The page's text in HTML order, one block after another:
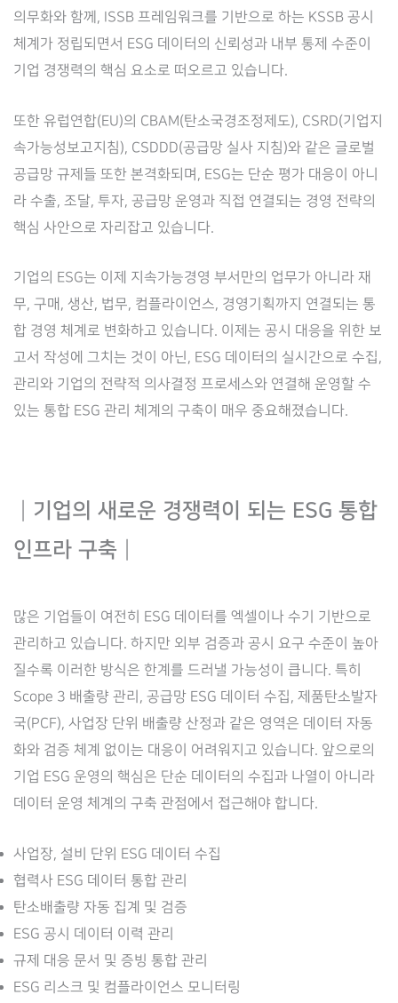
의무화와 함께, ISSB 프레임워크를 기반으로 하는 KSSB 공시
체계가 정립되면서 ESG 데이터의 신뢰성과 내부 통제 수준이
기업 경쟁력의 핵심 요소로 떠오르고 있습니다.
또한 유럽연합(EU)의 CBAM(탄소국경조정제도), CSRD(기업지
속가능성보고지침), CSDDD(공급망 실사 지침)와 같은 글로벌
공급망 규제들 또한 본격화되며, ESG는 단순 평가 대응이 아니
라 수출, 조달, 투자, 공급망 운영과 직접 연결되는 경영 전략의
핵심 사안으로 자리잡고 있습니다.
기업의 ESG는 이제 지속가능경영 부서만의 업무가 아니라 재
무, 구매, 생산, 법무, 컴플라이언스, 경영기획까지 연결되는 통
합 경영 체계로 변화하고 있습니다. 이제는 공시 대응을 위한 보
고서 작성에 그치는 것이 아닌, ESG 데이터의 실시간으로 수집,
관리와 기업의 전략적 의사결정 프로세스와 연결해 운영할 수
있는 통합 ESG 관리 체계의 구축이 매우 중요해졌습니다.
기업의 새로운 경쟁력이 되는 ESG 통합
인프라 구축
많은 기업들이 여전히 ESG 데이터를 엑셀이나 수기 기반으로
관리하고 있습니다. 하지만 외부 검증과 공시 요구 수준이 높아
질수록 이러한 방식은 한계를 드러낼 가능성이 큽니다. 특히
Scope 3 배출량 관리, 공급망 ESG 데이터 수집, 제품탄소발자
국(PCF), 사업장 단위 배출량 산정과 같은 영역은 데이터 자동
화와 검증 체계 없이는 대응이 어려워지고 있습니다. 앞으로의
기업 ESG 운영의 핵심은 단순 데이터의 수집과 나열이 아니라
데이터 운영 체계의 구축 관점에서 접근해야 합니다.
사업장, 설비 단위 ESG 데이터 수집
협력사 ESG 데이터 통합 관리
탄소배출량 자동 집계 및 검증
ESG 공시 데이터 이력 관리
규제 대응 문서 및 증빙 통합 관리
ESG 리스크 및 컴플라이언스 모니터링